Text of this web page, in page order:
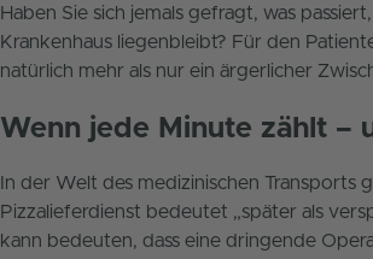
Haben Sie sich jemals gefragt, was
Krankenhaus liegenbleibt? Für den
natürlich mehr als nur ein ärgerlicher
Wenn jede Minute zählt –
In der Welt des medizinischen Transports
Pizzalieferdienst bedeutet „später als
kann bedeuten, dass eine dringende